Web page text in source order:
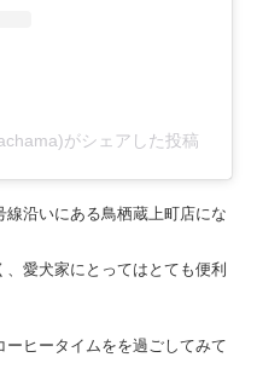
がシェアした投稿
沿いにある鳥栖蔵上町店にな
愛犬家にとってはとても便利
ヒータイムをを過ごしてみて